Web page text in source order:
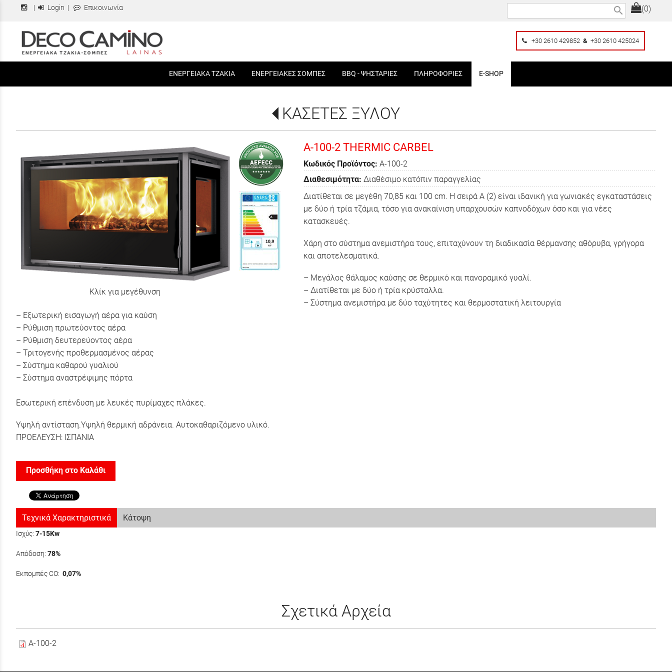
(0)
| Login | Επικοινωνία search
+30 2610 429852 & +30 2610 425024
ΕΝΕΡΓΕΙΑΚΑ ΤΖΑΚΙΑ ΕΝΕΡΓΕΙΑΚΕΣ ΣΟΜΠΕΣ BBQ - ΨΗΣΤΑΡΙΕΣ ΠΛΗΡΟΦΟΡΙΕΣ E-SHOP
ΚΑΣΕΤΕΣ ΞΥΛΟΥ
Κλίκ για μεγέθυνση
A-100-2 THERMIC CARBEL
Κωδικός Προϊόντος: A-100-2
Διαθεσιμότητα: Διαθέσιμο κατόπιν παραγγελίας
Διατίθεται σε μεγέθη 70,85 και 100 cm. Η σειρά Α (2) είναι ιδανική για γωνιακές εγκαταστάσεις
με δύο ή τρία τζάμια, τόσο για ανακαίνιση υπαρχουσών καπνοδόχων όσο και για νέες
κατασκευές.
Χάρη στο σύστημα ανεμιστήρα τους, επιταχύνουν τη διαδικασία θέρμανσης αθόρυβα, γρήγορα
και αποτελεσματικά.
– Μεγάλος θάλαμος καύσης σε θερμικό και πανοραμικό γυαλί.
– Διατίθεται με δύο ή τρία κρύσταλλα.
– Σύστημα ανεμιστήρα με δύο ταχύτητες και θερμοστατική λειτουργία
– Εξωτερική εισαγωγή αέρα για καύση
– Ρύθμιση πρωτεύοντος αέρα
– Ρύθμιση δευτερεύοντος αέρα
– Τριτογενής προθερμασμένος αέρας
– Σύστημα καθαρού γυαλιού
– Σύστημα αναστρέψιμης πόρτα
Εσωτερική επένδυση με λευκές πυρίμαχες πλάκες.
Υψηλή αντίσταση.Υψηλή θερμική αδράνεια. Αυτοκαθαριζόμενο υλικό.
ΠΡΟΕΛΕΥΣΗ: ΙΣΠΑΝΙΑ
Προσθήκη στο Καλάθι
Τεχνικά Χαρακτηριστικά Κάτοψη
Ισχύς: 7-15Kw
Απόδοση: 78%
Εκπομπές CO: 0,07%
Σχετικά Αρχεία
Α-100-2